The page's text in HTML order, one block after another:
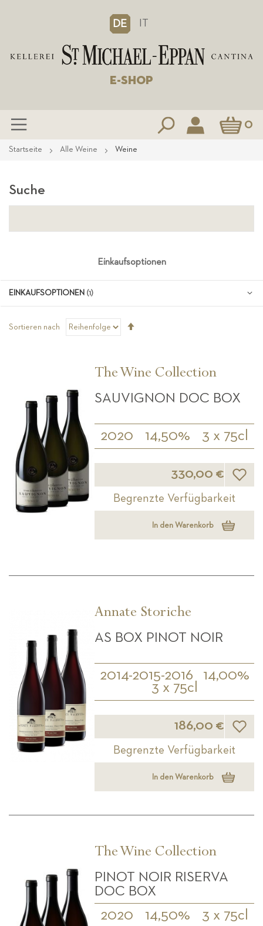
DE IT
E-SHOP
Mein 0
Zum
Startseite Alle Weine Weine
Sortieren nach
The Wine Collection
SAUVIGNON DOC BOX
2020 14,50% 3 x 75cl
330,00 €
Begrenzte Verfügbarkeit
In den Warenkorb
Annate Storiche
AS BOX PINOT NOIR
2014-2015-2016
14,00%
3 x 75cl
186,00 €
Begrenzte Verfügbarkeit
In den Warenkorb
The Wine Collection
PINOT NOIR RISERVA
DOC BOX
2020 14,50% 3 x 75cl
Suche
Einkaufsoptionen
EINKAUFSOPTIONEN